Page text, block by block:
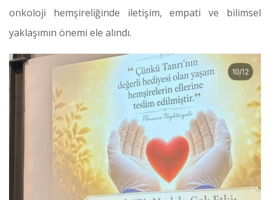
onkoloji hemşireliğinde iletişim, empati ve bilimsel
yaklaşımın önemi ele alındı.